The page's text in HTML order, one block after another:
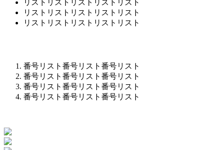
リストリストリストリストリスト
リストリストリストリストリスト
リストリストリストリストリスト
番号リスト番号リスト番号リスト
番号リスト番号リスト番号リスト
番号リスト番号リスト番号リスト
番号リスト番号リスト番号リスト